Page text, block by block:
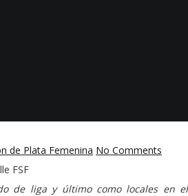
de Plata Femenina No Comments
FSF
de liga y último como locales en el